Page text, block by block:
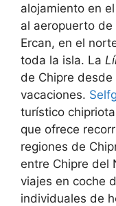
alojamiento en
al aeropuerto de
Ercan, en el
toda la isla. La
de Chipre
vacaciones.
turístico
que ofrece
regiones de
entre Chipre del
viajes en coche
individuales de